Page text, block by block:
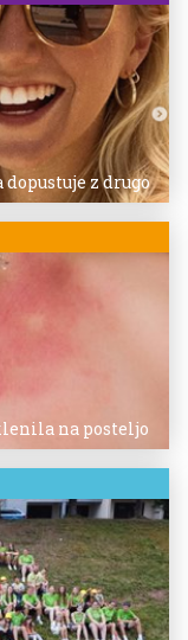
dopustuje z drugo
na posteljo